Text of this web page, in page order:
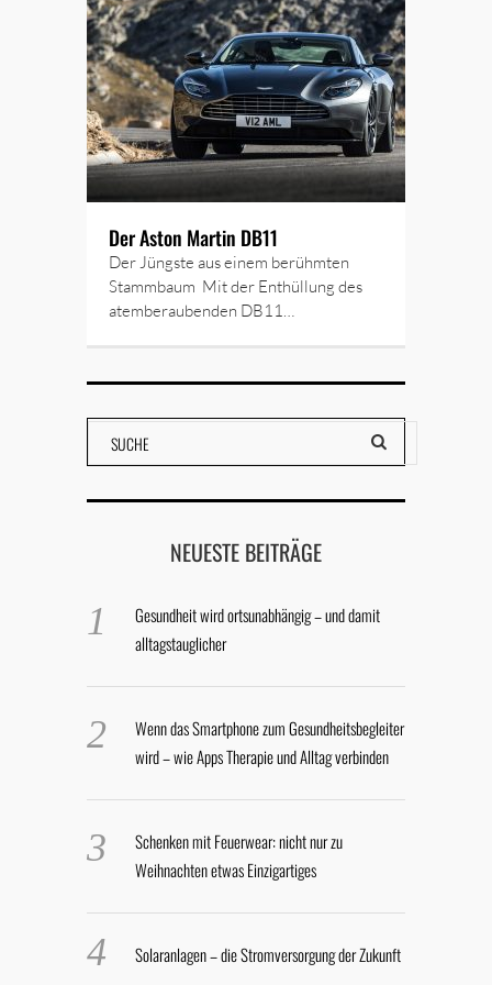
Der Aston Martin DB11
Der Jüngste aus einem berühmten
Stammbaum Mit der Enthüllung des
atemberaubenden DB11…
NEUESTE BEITRÄGE
Gesundheit wird ortsunabhängig – und damit
alltagstauglicher
Wenn das Smartphone zum Gesundheitsbegleiter
wird – wie Apps Therapie und Alltag verbinden
Schenken mit Feuerwear: nicht nur zu
Weihnachten etwas Einzigartiges
Solaranlagen – die Stromversorgung der Zukunft